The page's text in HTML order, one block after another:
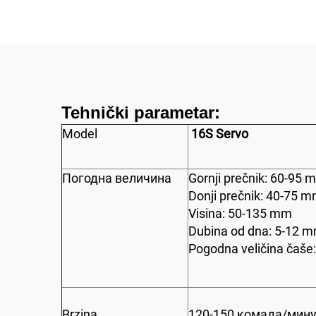
Tehnički parametar:
Model 16S Servo
Погодна величина
Gornji prečnik: 60-95
Donji prečnik: 40-75
Visina: 50-135 mm
Dubina od dna: 5-12
Pogodna veličina